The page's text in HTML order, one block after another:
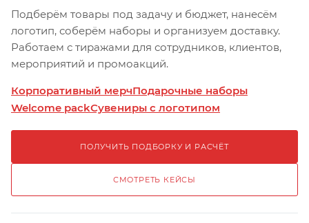
Подберём товары под задачу и бюджет, нанесём
логотип, соберём наборы и организуем доставку.
Работаем с тиражами для сотрудников, клиентов,
мероприятий и промоакций.
Корпоративный мерчПодарочные наборы
Welcome packСувениры с логотипом
ПОЛУЧИТЬ ПОДБОРКУ И РАСЧЁТ
СМОТРЕТЬ КЕЙСЫ